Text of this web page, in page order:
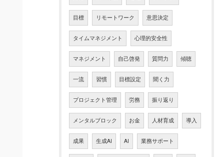
目標 リモートワーク 意思決定
タイムマネジメント 心理的安全性
マネジメント 自己啓発 質問力 傾聴
一流 習慣 目標設定 聞く力
プロジェクト管理 労務 振り返り
メンタルブロック お金 人材育成 導入
成果 生成AI AI 業務サポート